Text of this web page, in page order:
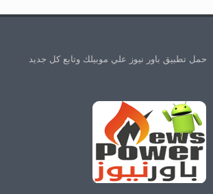
حمل تطبيق باور نيوز علي موبيلك وتابع كل جديد